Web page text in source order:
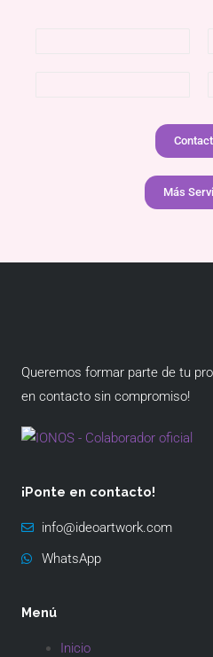
Más
Queremos formar parte de tu
en contacto sin compromiso!
¡Ponte en contacto!
info@ideoartwork.com
WhatsApp
Menú
Inicio